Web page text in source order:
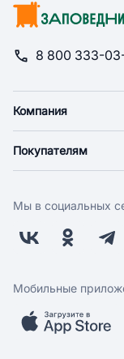
8 800 333-
Компания
Новости
Поставщикам
Заводчикам
Обратная связь
Покупателям
Оплата
Бонусная
Скидки и акции
Мобильное
Мы в социальных
Мобильные